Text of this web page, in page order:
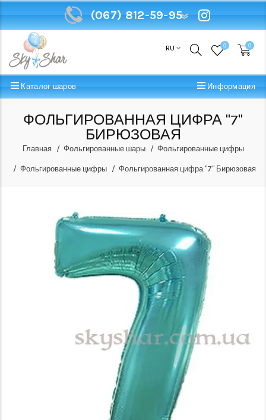
(067) 812-59-95
RU 0 0
Каталог шаров Информация
ФОЛЬГИРОВАННАЯ ЦИФРА "7"
БИРЮЗОВАЯ
Главная Фольгированные шары Фольгированные цифры
Фольгированные цифры Фольгированная цифра "7" Бирюзовая